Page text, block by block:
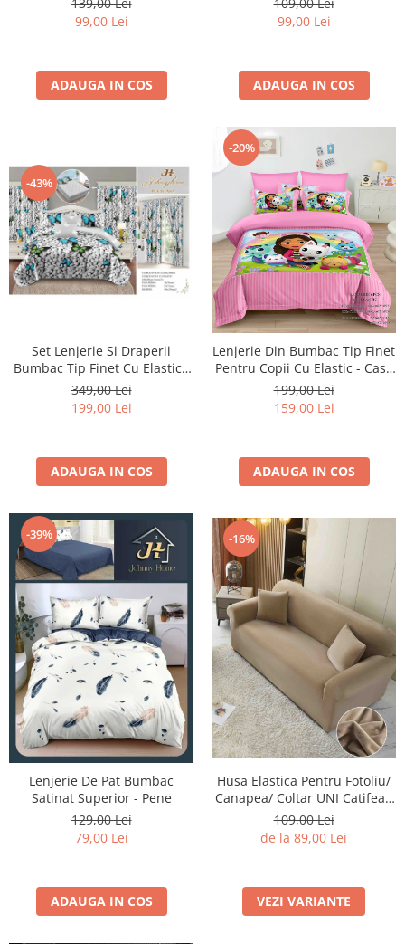
139,00 Lei
99,00 Lei
ADAUGA IN COS
109,00 Lei
99,00 Lei
ADAUGA IN COS
-43%
Set Lenjerie Si Draperii
Bumbac Tip Finet Cu Elastic -
Pietre Si Fluturi
349,00 Lei
199,00 Lei
ADAUGA IN COS
-20%
Lenjerie Din Bumbac Tip Finet
Pentru Copii Cu Elastic - Casa
De Papusi A Lui Gabby -
Gabby's Dollhouse
199,00 Lei
159,00 Lei
ADAUGA IN COS
-39%
Lenjerie De Pat Bumbac
Satinat Superior - Pene
129,00 Lei
79,00 Lei
ADAUGA IN COS
-16%
Husa Elastica Pentru Fotoliu/
Canapea/ Coltar UNI Catifea -
Bej Cacao Cu Lapte
109,00 Lei
de la 89,00 Lei
VEZI VARIANTE